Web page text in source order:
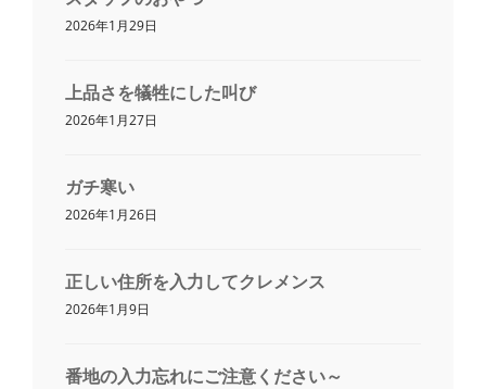
2026年1月29日
上品さを犠牲にした叫び
2026年1月27日
ガチ寒い
2026年1月26日
正しい住所を入力してクレメンス
2026年1月9日
番地の入力忘れにご注意ください～